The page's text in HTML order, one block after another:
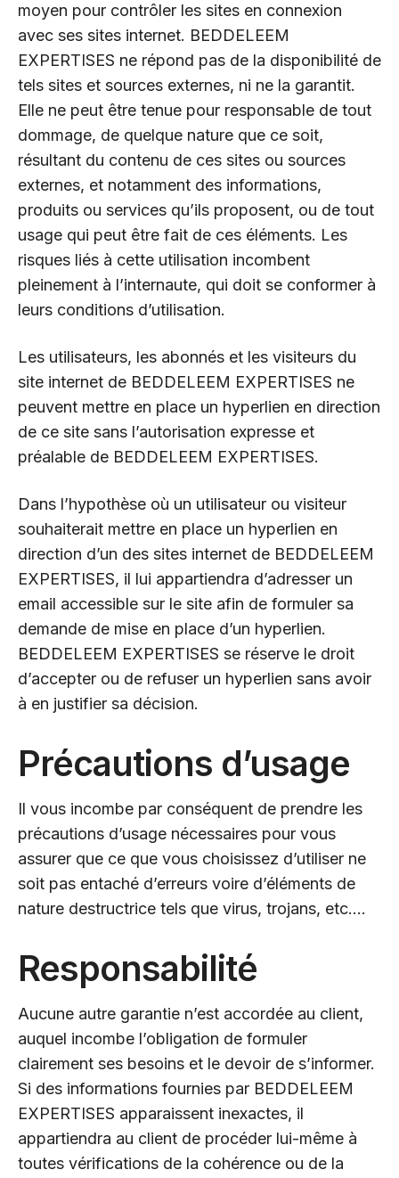
moyen pour contrôler les sites en connexion
avec ses sites internet. BEDDELEEM
EXPERTISES ne répond pas de la disponibilité de
tels sites et sources externes, ni ne la garantit.
Elle ne peut être tenue pour responsable de tout
dommage, de quelque nature que ce soit,
résultant du contenu de ces sites ou sources
externes, et notamment des informations,
produits ou services qu’ils proposent, ou de tout
usage qui peut être fait de ces éléments. Les
risques liés à cette utilisation incombent
pleinement à l’internaute, qui doit se conformer à
leurs conditions d’utilisation.
Les utilisateurs, les abonnés et les visiteurs du
site internet de BEDDELEEM EXPERTISES ne
peuvent mettre en place un hyperlien en direction
de ce site sans l’autorisation expresse et
préalable de BEDDELEEM EXPERTISES.
Dans l’hypothèse où un utilisateur ou visiteur
souhaiterait mettre en place un hyperlien en
direction d’un des sites internet de BEDDELEEM
EXPERTISES, il lui appartiendra d’adresser un
email accessible sur le site afin de formuler sa
demande de mise en place d’un hyperlien.
BEDDELEEM EXPERTISES se réserve le droit
d’accepter ou de refuser un hyperlien sans avoir
à en justifier sa décision.
Précautions d’usage
Il vous incombe par conséquent de prendre les
précautions d’usage nécessaires pour vous
assurer que ce que vous choisissez d’utiliser ne
soit pas entaché d’erreurs voire d’éléments de
nature destructrice tels que virus, trojans, etc….
Responsabilité
Aucune autre garantie n’est accordée au client,
auquel incombe l’obligation de formuler
clairement ses besoins et le devoir de s’informer.
Si des informations fournies par BEDDELEEM
EXPERTISES apparaissent inexactes, il
appartiendra au client de procéder lui-même à
toutes vérifications de la cohérence ou de la